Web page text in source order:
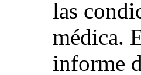
las
médica.
informe